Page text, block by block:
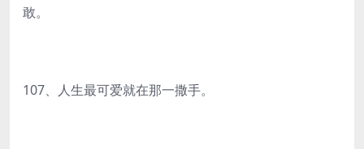
敢。
107、人生最可爱就在那一撒手。